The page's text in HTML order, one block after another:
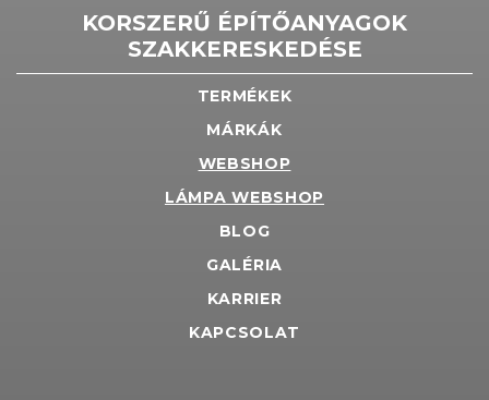
KORSZERŰ ÉPÍTŐANYAGOK
SZAKKERESKEDÉSE
TERMÉKEK
MÁRKÁK
WEBSHOP
LÁMPA WEBSHOP
BLOG
GALÉRIA
KARRIER
KAPCSOLAT